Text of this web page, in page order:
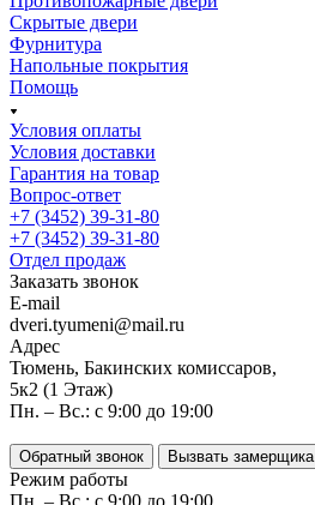
Скрытые двери
Фурнитура
Напольные покрытия
Помощь
Условия оплаты
Условия доставки
Гарантия на товар
Вопрос-ответ
+7 (3452) 39-31-80
+7 (3452) 39-31-80
Отдел продаж
Заказать звонок
E-mail
dveri.tyumeni@mail.ru
Адрес
Тюмень, Бакинских комиссаров,
5к2 (1 Этаж)
Пн. – Вс.: с 9:00 до 19:00
Обратный звонок Вызвать замерщика
Режим работы